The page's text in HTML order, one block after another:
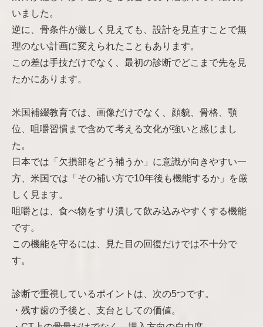
いました。
逆に、骨条件が厳しく見えても、設計を見直すことで無
理のない計画に変えられたこともあります。
この差は手技だけでなく、最初の診断でどこまで先を見
たかにあります。
米国補綴教育では、画像だけでなく、顔貌、骨格、顎
位、咀嚼習慣まで含めて考える文化が強いと感じまし
た。
日本では「欠損部をどう補うか」に意識が向きやすい一
方、米国では「その補い方で10年後も機能するか」を厳
しく見ます。
咀嚼とは、食べ物をすり潰して飲み込みやすくする機能
です。
この機能を守るには、見た目の回復だけでは不十分で
す。
診断で重視しているポイントは、次の5つです。
・残す歯の予後と、支台としての価値。